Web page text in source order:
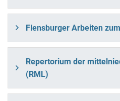
Flensburger Arbeiten
Repertorium der
(RML)